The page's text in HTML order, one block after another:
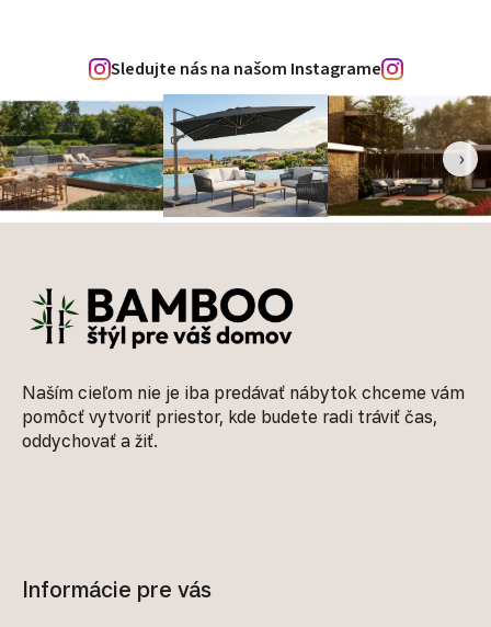
Sledujte nás na našom Instagrame
‹ ›
Naším cieľom nie je iba predávať nábytok chceme vám
pomôcť vytvoriť priestor, kde budete radi tráviť čas,
oddychovať a žiť.
Informácie pre vás